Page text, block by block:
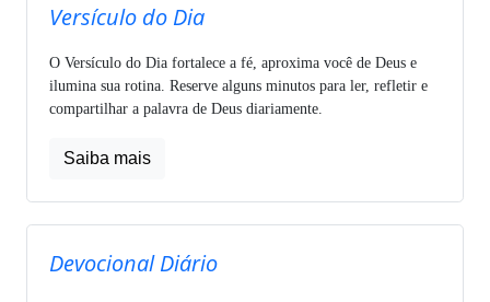
Versículo do Dia
O Versículo do Dia fortalece a fé, aproxima você de Deus e
ilumina sua rotina. Reserve alguns minutos para ler, refletir e
compartilhar a palavra de Deus diariamente.
Saiba mais
Devocional Diário